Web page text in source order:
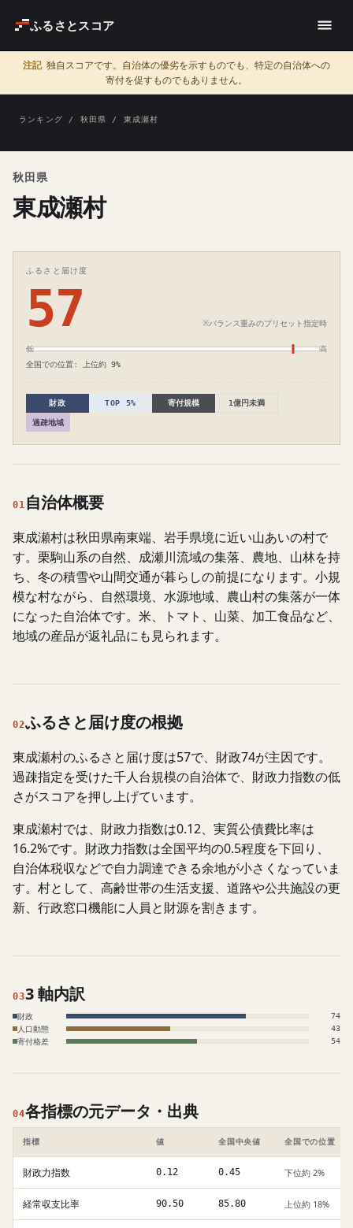
ふるさとスコア
注記 独自スコアです。自治体の優劣を示すものでも、特定の自治体への
寄付を促すものでもありません。
ランキング / 秋田県 / 東成瀬村
秋田県
東成瀬村
ふるさと届け度
57 ※バランス重みのプリセット指定時
低 高
全国での位置: 上位約 9%
財政 TOP 5% 寄付規模 1億円未満
過疎地域
01 自治体概要
東成瀬村は秋田県南東端、岩手県境に近い山あいの村で
す。栗駒山系の自然、成瀬川流域の集落、農地、山林を持
ち、冬の積雪や山間交通が暮らしの前提になります。小規
模な村ながら、自然環境、水源地域、農山村の集落が一体
になった自治体です。米、トマト、山菜、加工食品など、
地域の産品が返礼品にも見られます。
02ふるさと届け度の根拠
東成瀬村のふるさと届け度は57で、財政74が主因です。
過疎指定を受けた千人台規模の自治体で、財政力指数の低
さがスコアを押し上げています。
東成瀬村では、財政力指数は0.12、実質公債費比率は
16.2%です。財政力指数は全国平均の0.5程度を下回り、
自治体税収などで自力調達できる余地が小さくなっていま
す。村として、高齢世帯の生活支援、道路や公共施設の更
新、行政窓口機能に人員と財源を割きます。
033 軸内訳
財政 74
人口動態 43
寄付格差 54
04各指標の元データ・出典
指標 値 全国中央値 全国での位置
財政力指数 0.12 0.45 下位約 2%
経常収支比率 90.50 85.80 上位約 18%